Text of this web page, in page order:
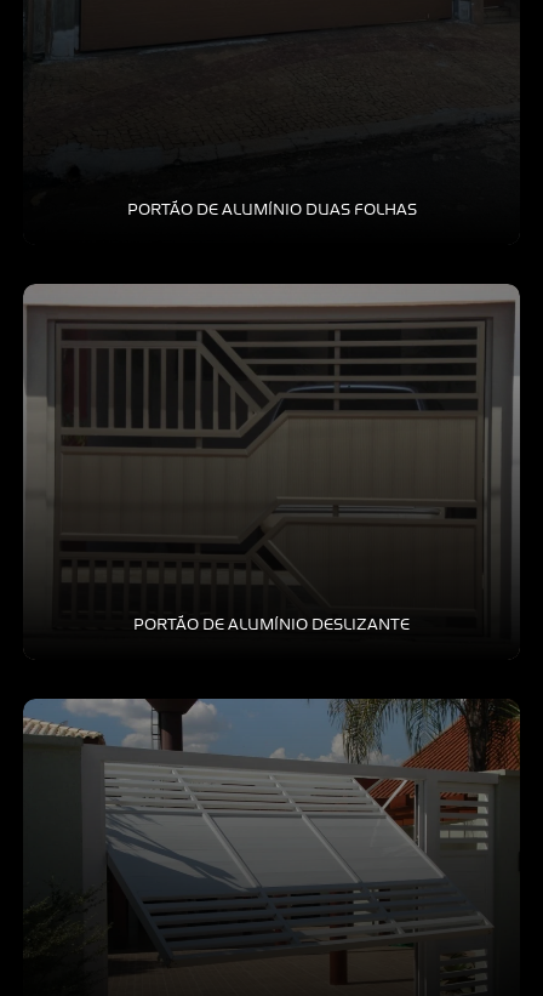
PORTÃO DE ALUMÍNIO DUAS FOLHAS
PORTÃO DE ALUMÍNIO DESLIZANTE